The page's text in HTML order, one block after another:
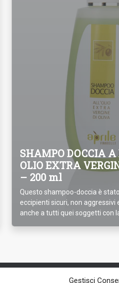
Gestisci
SHAMPO DOCCIA A
OLIO EXTRA
– 200 ml
Questo shampoo-doccia è
eccipienti sicuri, non aggressivi
anche a tutti quei soggetti con